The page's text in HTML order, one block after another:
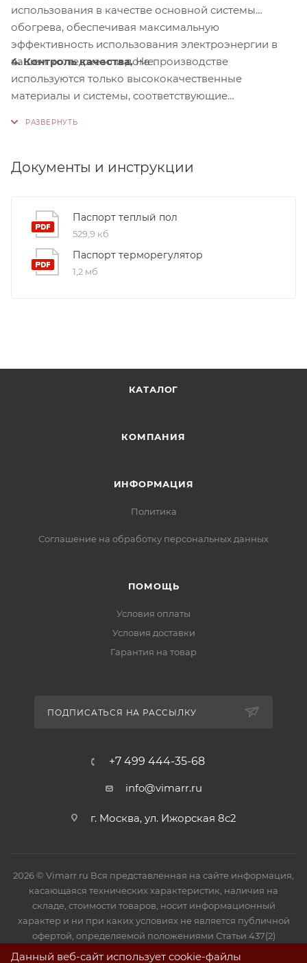
использования в качестве основной системы
обогрева, обеспечивая максимальную
эффективность использования электроэнергии в
вашем коттедже или доме.
4. Контроль качества.На производстве
используются только высококачественные
материалы и системы, соответствующие
Документы и инструкции
Паспорт теплый пол
529,9 кб
Паспорт терморегулятор
1,2 мб
КАТАЛОГ
КОМПАНИЯ
ИНФОРМАЦИЯ
Политика
Соглашение на обработку персональных данных
ПОМОЩЬ
Условия оплаты
Условия доставки
Гарантия на товар
ПОДПИСАТЬСЯ НА РАССЫЛКУ
+7 499 444-35-68
info@vimarr.ru
г. Москва, ул. Ижорская 8с2
2026 © Vimarr.ru Вся представленная на сайте информация,
касающаяся технических характеристик, наличия на
складе, стоимости товаров, носит информационный
характер и ни при каких условиях не является публичной
офертой, определяемой положениями Статьи 437(2)
Гражданского кодекса РФ.
Данный веб-сайт использует cookie-файлы